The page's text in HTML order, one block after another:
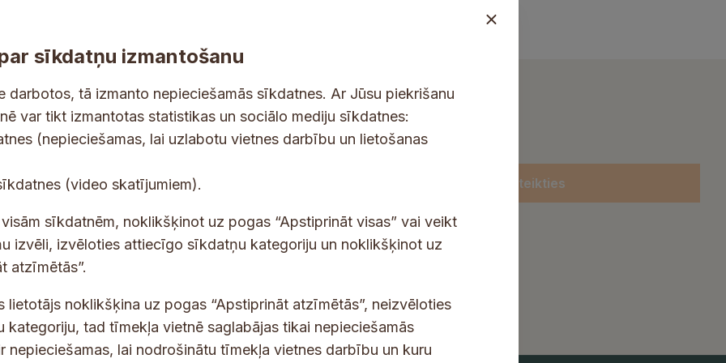
jaunumus savā e-pastā
-
p
a
s
s
*
Pieteikties
e-pastā.
sīkdatņu izmantošanu
darbotos, tā izmanto nepieciešamās sīkdatnes. Ar Jūsu piekrišanu
var tikt izmantotas statistikas un sociālo mediju sīkdatnes:
(nepieciešamas, lai uzlabotu vietnes darbību un lietošanas
(video skatījumiem).
sīkdatnēm, noklikšķinot uz pogas “Apstiprināt visas” vai veikt
izvēli, izvēloties attiecīgo sīkdatņu kategoriju un noklikšķinot uz
atzīmētās”.
lietotājs noklikšķina uz pogas “Apstiprināt atzīmētās”, neizvēloties
kategoriju, tad tīmekļa vietnē saglabājas tikai nepieciešamās
nepieciešamas, lai nodrošinātu tīmekļa vietnes darbību un kuru